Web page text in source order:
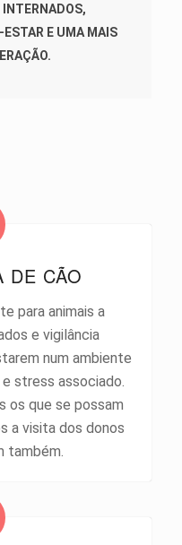
ESTAR E UMA MAIS
DE CÃO
para animais a
e vigilância
num ambiente
stress associado.
os que se possam
a visita dos donos
também.